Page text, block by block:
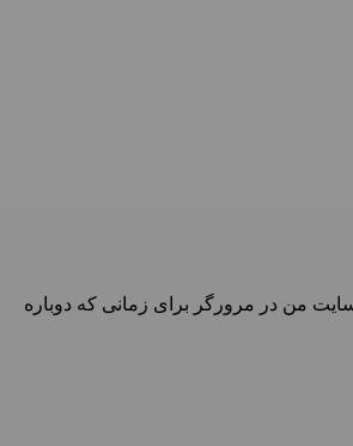
من در مرورگر برای زمانی که دوباره